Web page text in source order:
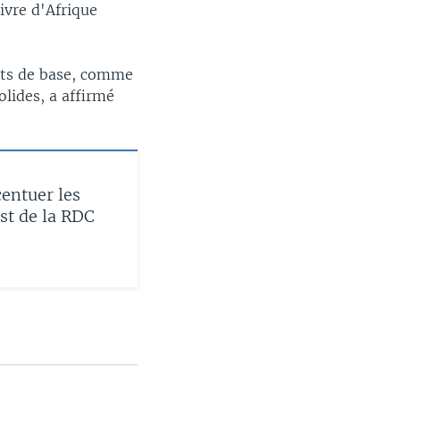
d'Afrique
de base, comme
a affirmé
les
de la RDC